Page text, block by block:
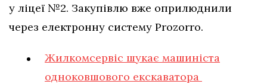
у ліцеї №2. Закупівлю вже оприлюднили
через електронну систему Prozorro.
Жилкомсервіс шукає машиніста
одноковшового екскаватора